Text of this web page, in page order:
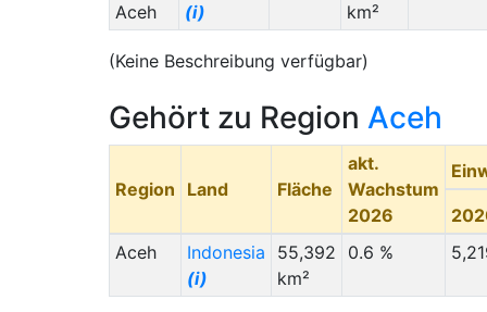
Aceh
(i)
km²
(Keine Beschreibung verfügbar)
Gehört zu Region Aceh
Region Land Fläche
akt.
Wachstum
2026
Aceh
Indonesia
(i)
55,392
km²
0.6 %